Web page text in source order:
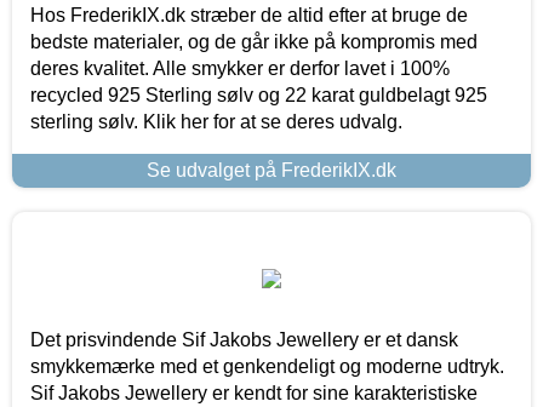
Hos FrederikIX.dk stræber de altid efter at bruge de
bedste materialer, og de går ikke på kompromis med
deres kvalitet. Alle smykker er derfor lavet i 100%
recycled 925 Sterling sølv og 22 karat guldbelagt 925
sterling sølv. Klik her for at se deres udvalg.
Se udvalget på FrederikIX.dk
Det prisvindende Sif Jakobs Jewellery er et dansk
smykkemærke med et genkendeligt og moderne udtryk.
Sif Jakobs Jewellery er kendt for sine karakteristiske